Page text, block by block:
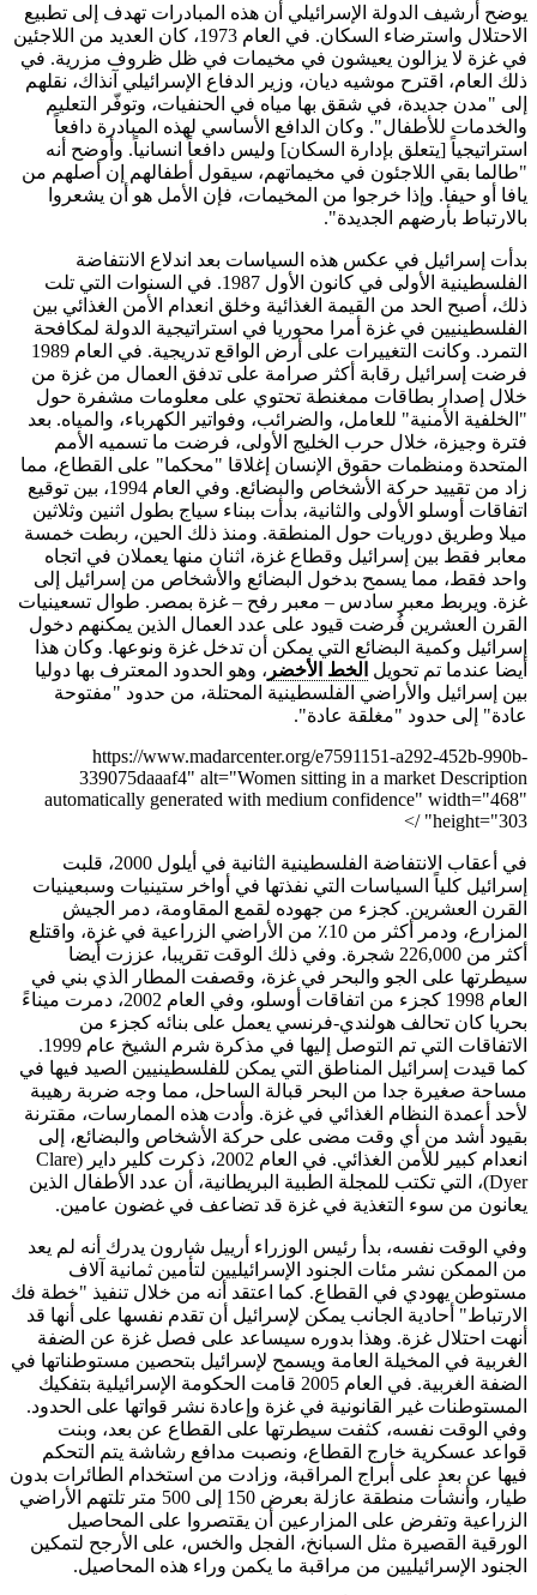
يوضح أرشيف الدولة الإسرائيلي أن هذه المبادرات تهدف إلى تطبيع
الاحتلال واسترضاء السكان. في العام 1973، كان العديد من اللاجئين
في غزة لا يزالون يعيشون في مخيمات في ظل ظروف مزرية. في
ذلك العام، اقترح موشيه ديان، وزير الدفاع الإسرائيلي آنذاك، نقلهم
إلى "مدن جديدة، في شقق بها مياه في الحنفيات، وتوفّر التعليم
والخدمات للأطفال". وكان الدافع الأساسي لهذه المبادرة دافعاً
استراتيجياً [يتعلق بإدارة السكان] وليس دافعاً انسانياً. وأوضح أنه
"طالما بقي اللاجئون في مخيماتهم، سيقول أطفالهم إن أصلهم من
يافا أو حيفا. وإذا خرجوا من المخيمات، فإن الأمل هو أن يشعروا
بالارتباط بأرضهم الجديدة".
بدأت إسرائيل في عكس هذه السياسات بعد اندلاع الانتفاضة
الفلسطينية الأولى في كانون الأول 1987. في السنوات التي تلت
ذلك، أصبح الحد من القيمة الغذائية وخلق انعدام الأمن الغذائي بين
الفلسطينيين في غزة أمرا محوريا في استراتيجية الدولة لمكافحة
التمرد. وكانت التغييرات على أرض الواقع تدريجية. في العام 1989
فرضت إسرائيل رقابة أكثر صرامة على تدفق العمال من غزة من
خلال إصدار بطاقات ممغنطة تحتوي على معلومات مشفرة حول
"الخلفية الأمنية" للعامل، والضرائب، وفواتير الكهرباء، والمياه. بعد
فترة وجيزة، خلال حرب الخليج الأولى، فرضت ما تسميه الأمم
المتحدة ومنظمات حقوق الإنسان إغلاقا "محكما" على القطاع، مما
زاد من تقييد حركة الأشخاص والبضائع. وفي العام 1994، بين توقيع
اتفاقات أوسلو الأولى والثانية، بدأت ببناء سياج بطول اثنين وثلاثين
ميلا وطريق دوريات حول المنطقة. ومنذ ذلك الحين، ربطت خمسة
معابر فقط بين إسرائيل وقطاع غزة، اثنان منها يعملان في اتجاه
واحد فقط، مما يسمح بدخول البضائع والأشخاص من إسرائيل إلى
غزة. ويربط معبر سادس – معبر رفح – غزة بمصر. طوال تسعينيات
القرن العشرين فُرضت قيود على عدد العمال الذين يمكنهم دخول
إسرائيل وكمية البضائع التي يمكن أن تدخل غزة ونوعها. وكان هذا
أيضا عندما تم تحويل الخط الأخضر ، وهو الحدود المعترف بها دوليا
بين إسرائيل والأراضي الفلسطينية المحتلة، من حدود "مفتوحة
عادة" إلى حدود "مغلقة عادة".
https://www.madarcenter.org/e7591151-a292-452b-990b-
339075daaaf4" alt="Women sitting in a market Description
automatically generated with medium confidence" width="468"
height="303" />
في أعقاب الانتفاضة الفلسطينية الثانية في أيلول 2000، قلبت
إسرائيل كلياً السياسات التي نفذتها في أواخر ستينيات وسبعينيات
القرن العشرين. كجزء من جهوده لقمع المقاومة، دمر الجيش
المزارع، ودمر أكثر من 10٪ من الأراضي الزراعية في غزة، واقتلع
أكثر من 226,000 شجرة. وفي ذلك الوقت تقريبا، عززت أيضا
سيطرتها على الجو والبحر في غزة، وقصفت المطار الذي بني في
العام 1998 كجزء من اتفاقات أوسلو، وفي العام 2002، دمرت ميناءً
بحريا كان تحالف هولندي-فرنسي يعمل على بنائه كجزء من
الاتفاقات التي تم التوصل إليها في مذكرة شرم الشيخ عام 1999.
كما قيدت إسرائيل المناطق التي يمكن للفلسطينيين الصيد فيها في
مساحة صغيرة جدا من البحر قبالة الساحل، مما وجه ضربة رهيبة
لأحد أعمدة النظام الغذائي في غزة. وأدت هذه الممارسات، مقترنة
بقيود أشد من أي وقت مضى على حركة الأشخاص والبضائع، إلى
انعدام كبير للأمن الغذائي. في العام 2002، ذكرت كلير داير (Clare
Dyer)، التي تكتب للمجلة الطبية البريطانية، أن عدد الأطفال الذين
يعانون من سوء التغذية في غزة قد تضاعف في غضون عامين.
وفي الوقت نفسه، بدأ رئيس الوزراء أرييل شارون يدرك أنه لم يعد
من الممكن نشر مئات الجنود الإسرائيليين لتأمين ثمانية آلاف
مستوطن يهودي في القطاع. كما اعتقد أنه من خلال تنفيذ "خطة فك
الارتباط" أحادية الجانب يمكن لإسرائيل أن تقدم نفسها على أنها قد
أنهت احتلال غزة. وهذا بدوره سيساعد على فصل غزة عن الضفة
الغربية في المخيلة العامة ويسمح لإسرائيل بتحصين مستوطناتها في
الضفة الغربية. في العام 2005 قامت الحكومة الإسرائيلية بتفكيك
المستوطنات غير القانونية في غزة وإعادة نشر قواتها على الحدود.
وفي الوقت نفسه، كثفت سيطرتها على القطاع عن بعد، وبنت
قواعد عسكرية خارج القطاع، ونصبت مدافع رشاشة يتم التحكم
فيها عن بعد على أبراج المراقبة، وزادت من استخدام الطائرات بدون
طيار، وأنشأت منطقة عازلة بعرض 150 إلى 500 متر تلتهم الأراضي
الزراعية وتفرض على المزارعين أن يقتصروا على المحاصيل
الورقية القصيرة مثل السبانخ، الفجل والخس، على الأرجح لتمكين
الجنود الإسرائيليين من مراقبة ما يكمن وراء هذه المحاصيل.